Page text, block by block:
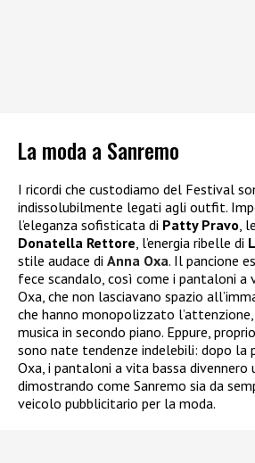
La moda a Sanremo
I ricordi che custodiamo del Festival
indissolubilmente legati agli outfit.
l’eleganza sofisticata di Patty Pravo ,
Donatella Rettore , l’energia ribelle di
stile audace di Anna Oxa. Il pancione
fece scandalo, così come i pantaloni a
Oxa, che non lasciavano spazio
che hanno monopolizzato
musica in secondo piano. Eppure,
sono nate tendenze indelebili: dopo la
Oxa, i pantaloni a vita bassa divennero
dimostrando come Sanremo sia da
veicolo pubblicitario per la moda.